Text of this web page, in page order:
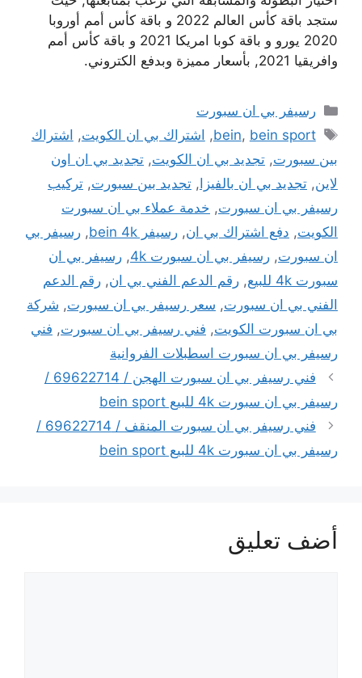
ستجد باقة كأس العالم 2022 و باقة كأس أمم أوروبا
2020 يورو و باقة كوبا امريكا 2021 و باقة كأس أمم
وافريقيا 2021, بأسعار مميزة وبدفع الكتروني.
التصنيفات
رسيفر بي ان سبورت
الوسوم
bein, bein sport
, اشتراك بي ان الكويت, اشتراك
بين سبورت, تجديد بي ان الكويت, تجديد بي ان اون
لاين, تجديد بي ان بالفيزا, تجديد بين سبورت, تركيب
رسيفر بي ان سبورت, خدمة عملاء بي ان سبورت
الكويت, دفع اشتراك بي ان, رسيفر bein 4k , رسيفر بي
ان سبورت, رسيفر بي ان سبورت 4k , رسيفر بي ان
سبورت 4k للبيع
, رقم الدعم الفني بي ان, رقم الدعم
الفني بي ان سبورت, سعر رسيفر بي ان سبورت, شركة
بي ان سبورت الكويت, فني رسيفر بي ان سبورت, فني
رسيفر بي ان سبورت اسطبلات الفروانية
فني رسيفر بي ان سبورت الهجن / 69622714 /
رسيفر بي ان سبورت 4k للبيع bein sport
فني رسيفر بي ان سبورت المنقف / 69622714 /
رسيفر بي ان سبورت 4k للبيع bein sport
أضف تعليق